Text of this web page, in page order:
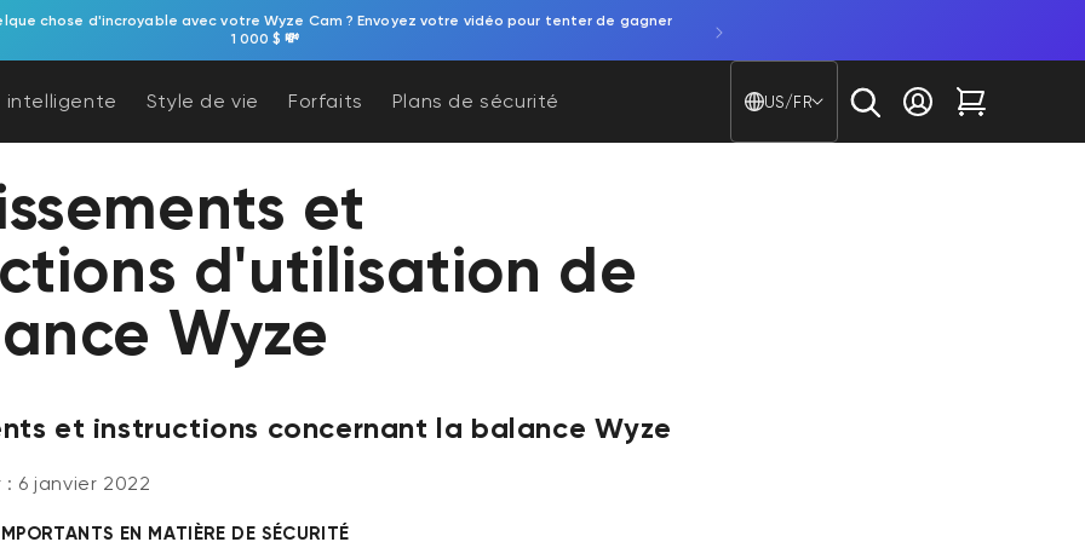
chose d'incroyable avec votre Wyze Cam ? Envoyez votre vidéo pour tenter de gagner
1 000 $ 💸
intelligente Style de vie Forfaits Plans de sécurité
Pays/région - Langue
US/FR
Se connecter
Chariot
et
d'utilisation de
Wyze
et instructions concernant la balance Wyze
6 janvier 2022
EN MATIÈRE DE SÉCURITÉ